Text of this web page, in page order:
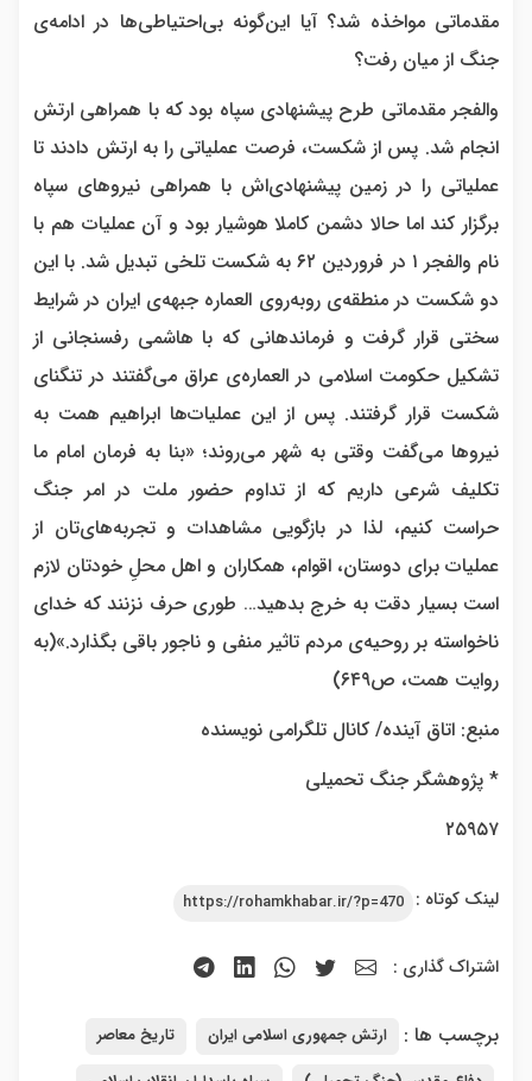
مقدماتی مواخذه شد؟ آیا این‌گونه بی‌احتیاطی‌ها در ادامه‌ی
جنگ از میان رفت؟
والفجر مقدماتی طرح پیشنهادی سپاه بود که با همراهی ارتش
انجام شد. پس از شکست، فرصت عملیاتی را به ارتش دادند تا
عملیاتی را در زمین پیشنهادی‌اش با همراهی نیروهای سپاه
برگزار کند اما حالا دشمن کاملا هوشیار بود و آن عملیات هم با
نام والفجر ۱ در فروردین ۶۲ به شکست تلخی تبدیل شد. با این
دو شکست در منطقه‌ی روبه‌روی العماره جبهه‌ی ایران در شرایط
سختی قرار گرفت و فرماندهانی که با هاشمی رفسنجانی از
تشکیل حکومت اسلامی در العماره‌ی عراق می‌گفتند در تنگنای
شکست قرار گرفتند. پس از این عملیات‌ها ابراهیم همت به
نیروها می‌گفت وقتی به شهر می‌روند؛ «بنا به فرمان امام ما
تکلیف شرعی داریم که از تداوم حضور ملت در امر جنگ
حراست کنیم، لذا در بازگویی مشاهدات و تجربه‌های‌تان از
عملیات برای دوستان، اقوام، همکاران و اهل محلِ خودتان لازم
است بسیار دقت به خرج بدهید… طوری حرف نزنند که خدای
ناخواسته بر روحیه‌ی مردم تاثیر منفی و ناجور باقی بگذارد.»(به
روایت همت، ص۶۴۹)
منبع: اتاق آینده/ کانال تلگرامی نویسنده
* پژوهشگر جنگ تحمیلی
۲۵۹۵۷
لینک کوتاه : https://rohamkhabar.ir/?p=470
اشتراک گذاری :
برچسب ها : ارتش جمهوری اسلامی ایران
تاریخ معاصر